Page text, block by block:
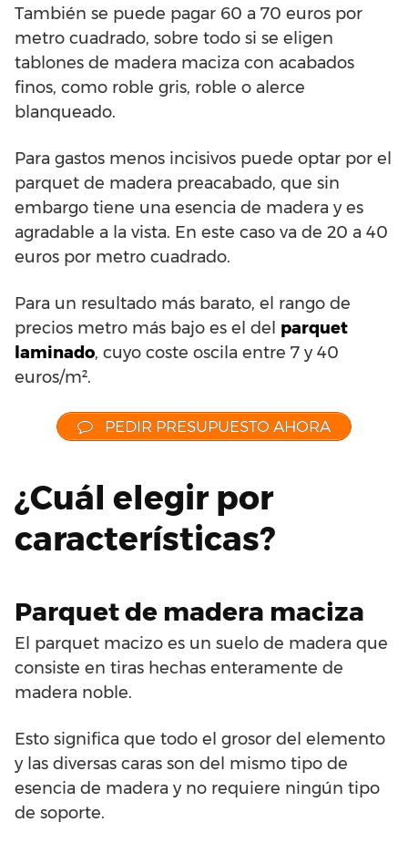
También se puede pagar 60 a 70 euros por
metro cuadrado, sobre todo si se eligen
tablones de madera maciza con acabados
finos, como roble gris, roble o alerce
blanqueado.
Para gastos menos incisivos puede optar por el
parquet de madera preacabado, que sin
embargo tiene una esencia de madera y es
agradable a la vista. En este caso va de 20 a 40
euros por metro cuadrado.
Para un resultado más barato, el rango de
precios metro más bajo es el del parquet
laminado, cuyo coste oscila entre 7 y 40
euros/m².
PEDIR PRESUPUESTO AHORA
¿Cuál elegir por
características?
Parquet de madera maciza
El parquet macizo es un suelo de madera que
consiste en tiras hechas enteramente de
madera noble.
Esto significa que todo el grosor del elemento
y las diversas caras son del mismo tipo de
esencia de madera y no requiere ningún tipo
de soporte.